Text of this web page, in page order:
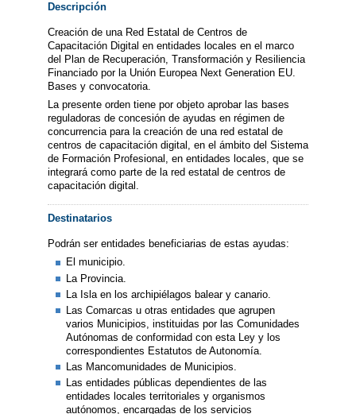
Descripción
Creación de una Red Estatal de Centros de
Capacitación Digital en entidades locales en el marco
del Plan de Recuperación, Transformación y Resiliencia
Financiado por la Unión Europea Next Generation EU.
Bases y convocatoria.
La presente orden tiene por objeto aprobar las bases
reguladoras de concesión de ayudas en régimen de
concurrencia para la creación de una red estatal de
centros de capacitación digital, en el ámbito del Sistema
de Formación Profesional, en entidades locales, que se
integrará como parte de la red estatal de centros de
capacitación digital.
Destinatarios
Podrán ser entidades beneficiarias de estas ayudas:
El municipio.
La Provincia.
La Isla en los archipiélagos balear y canario.
Las Comarcas u otras entidades que agrupen
varios Municipios, instituidas por las Comunidades
Autónomas de conformidad con esta Ley y los
correspondientes Estatutos de Autonomía.
Las Mancomunidades de Municipios.
Las entidades públicas dependientes de las
entidades locales territoriales y organismos
autónomos, encargadas de los servicios